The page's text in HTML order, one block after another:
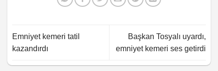
Emniyet kemeri tatil
kazandırdı
Başkan Tosyalı uyardı,
emniyet kemeri ses getirdi